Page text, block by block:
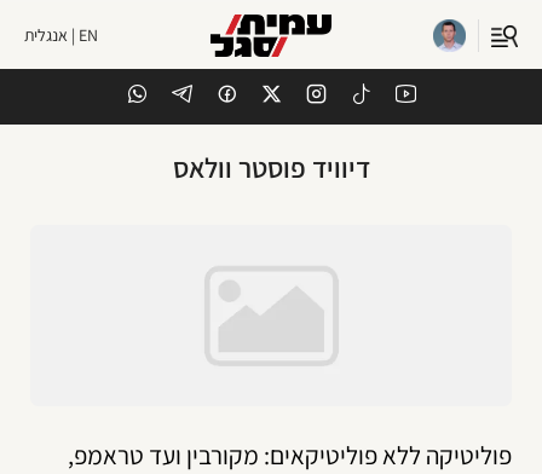
EN | אנגלית
דיוויד פוסטר וולאס
פוליטיקה ללא פוליטיקאים: מקורבין ועד טראמפ,